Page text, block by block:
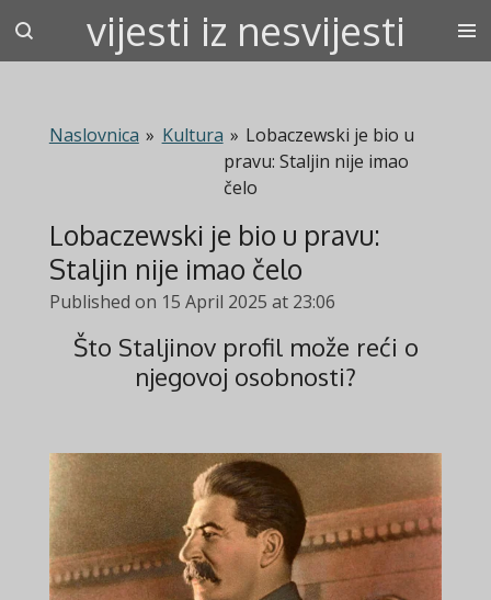
Skip
vijesti iz nesvijesti
Naslovnica » Kultura » Lobaczewski je bio u
pravu: Staljin nije imao
čelo
Lobaczewski je bio u pravu:
Staljin nije imao čelo
Published on 15 April 2025 at 23:06
Što Staljinov profil može reći o
njegovoj osobnosti?